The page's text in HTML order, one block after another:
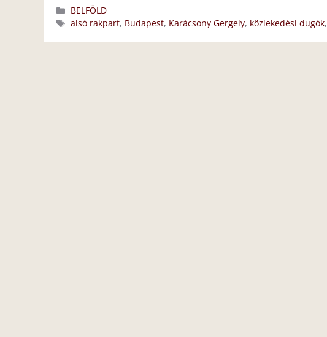
Kategória
BELFÖLD
Címkék
alsó rakpart, Budapest, Karácsony Gergely, közlekedési dugók,